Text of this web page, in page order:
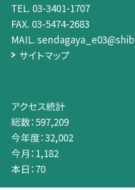
TEL. 03-3401-1707
FAX. 03-5474-2683
MAIL.
サイトマップ
アクセス統計
総数：597,209
今年度：32,002
今月： 1,182
本日：70